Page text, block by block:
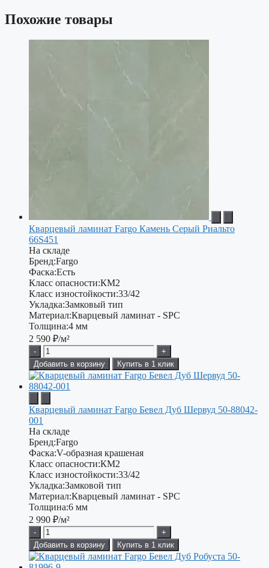
Похожие товары
Кварцевый ламинат Fargo Камень Серый Риальто
66S451
На складе
Бренд:Fargo
Фаска:Есть
Класс опасности:КМ2
Класс изностойкости:33/42
Укладка:Замковый тип
Материал:Кварцевый ламинат - SPC
Толщина:4 мм
2 590 ₽/м²
-
+
Добавить в корзину
Купить в 1 клик
Кварцевый ламинат Fargo Бевел Дуб Шервуд 50-88042-
001
На складе
Бренд:Fargo
Фаска:V-образная крашеная
Класс опасности:КМ2
Класс изностойкости:33/42
Укладка:Замковой тип
Материал:Кварцевый ламинат - SPC
Толщина:6 мм
2 990 ₽/м²
-
+
Добавить в корзину
Купить в 1 клик